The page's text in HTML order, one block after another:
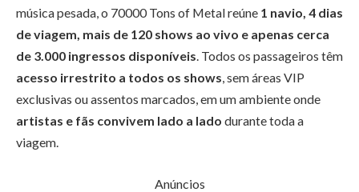
música pesada, o 70000 Tons of Metal reúne 1 navio, 4 dias
de viagem, mais de 120 shows ao vivo e apenas cerca
de 3.000 ingressos disponíveis. Todos os passageiros têm
acesso irrestrito a todos os shows, sem áreas VIP
exclusivas ou assentos marcados, em um ambiente onde
artistas e fãs convivem lado a lado durante toda a
viagem.
Anúncios